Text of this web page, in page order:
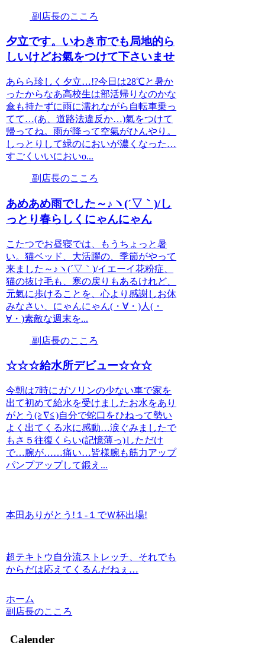
副店長のこころ
夕立です。いわき市でも局地的ら
しいけどお氣をつけて下さいませ
あらら珍しく夕立…!?今日は28℃と暑か
ったからなあ高校生は部活帰りなのかな
傘も持たずに雨に濡れながら自転車乗っ
てて…(あ、道路法違反か…)氣をつけて
帰ってね。雨が降って空氣がひんやり。
しっとりして緑のにおいが濃くなった…
すごくいいにおいo...
副店長のこころ
あめあめ雨でした～♪ヽ(´▽｀)/し
っとり春らしくにゃんにゃん
こたつでお昼寝では、もうちょっと暑
い。猫ベッド、大活躍の、季節がやって
来ました～♪ヽ(´▽｀)/イエーイ花粉症、
猫の抜け毛も、寒の戻りもあるけれど、
元氣に歩けることを、心より感謝しお休
みなさい、にゃんにゃん(・∀・)人(・
∀・)素敵な週末を...
副店長のこころ
☆☆☆給水所デビュー☆☆☆
今朝は7時にガソリンの少ない車で家を
出て初めて給水を受けましたお水をあり
がとう(≧∇≦)自分で蛇口をひねって勢い
よく出てくる水に感動…涙ぐみましたで
もさ５往復くらい(記憶薄っ)しただけ
で…腕が……痛い…皆様腕も筋力アップ
パンプアップして鍛え...
本田ありがとう!１-１でＷ杯出場!
超テキトウ自分流ストレッチ、それでも
からだは応えてくるんだねぇ…
ホーム
副店長のこころ
Calender